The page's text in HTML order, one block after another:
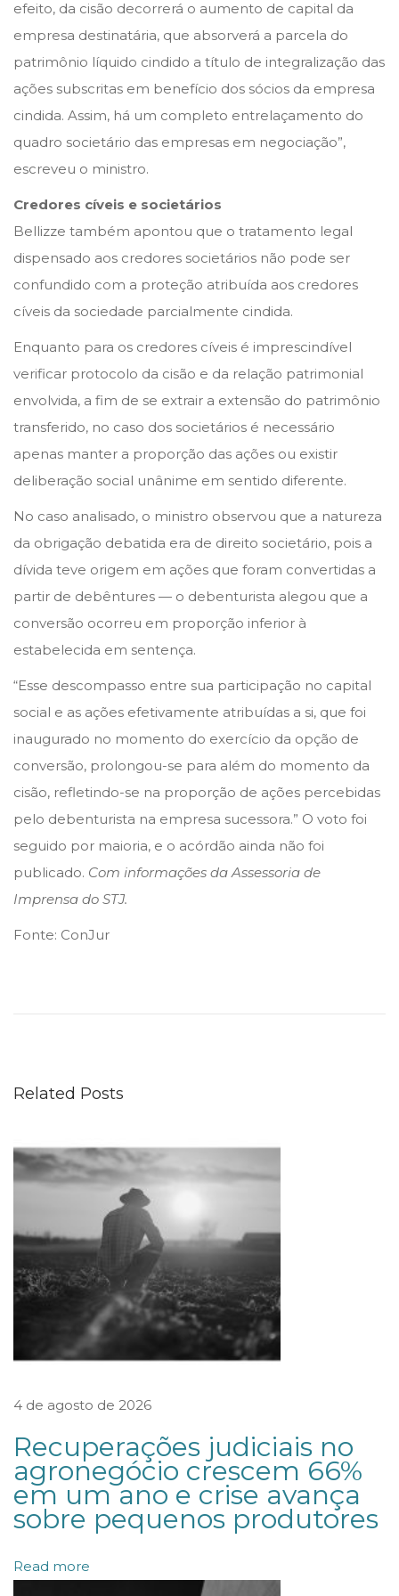
efeito, da cisão decorrerá o aumento de capital da
empresa destinatária, que absorverá a parcela do
patrimônio líquido cindido a título de integralização das
ações subscritas em benefício dos sócios da empresa
cindida. Assim, há um completo entrelaçamento do
quadro societário das empresas em negociação”,
escreveu o ministro.
Credores cíveis e societários
Bellizze também apontou que o tratamento legal
dispensado aos credores societários não pode ser
confundido com a proteção atribuída aos credores
cíveis da sociedade parcialmente cindida.
Enquanto para os credores cíveis é imprescindível
verificar protocolo da cisão e da relação patrimonial
envolvida, a fim de se extrair a extensão do patrimônio
transferido, no caso dos societários é necessário
apenas manter a proporção das ações ou existir
deliberação social unânime em sentido diferente.
No caso analisado, o ministro observou que a natureza
da obrigação debatida era de direito societário, pois a
dívida teve origem em ações que foram convertidas a
partir de debêntures — o debenturista alegou que a
conversão ocorreu em proporção inferior à
estabelecida em sentença.
“Esse descompasso entre sua participação no capital
social e as ações efetivamente atribuídas a si, que foi
inaugurado no momento do exercício da opção de
conversão, prolongou-se para além do momento da
cisão, refletindo-se na proporção de ações percebidas
pelo debenturista na empresa sucessora.” O voto foi
seguido por maioria, e o acórdão ainda não foi
publicado. Com informações da Assessoria de
Imprensa do STJ.
Fonte: ConJur
p
o
v
c
m
d
o
p
e
r
a
ç
Related Posts
4 de agosto de 2026
Recuperações judiciais no
agronegócio crescem 66%
em um ano e crise avança
sobre pequenos produtores
Read more